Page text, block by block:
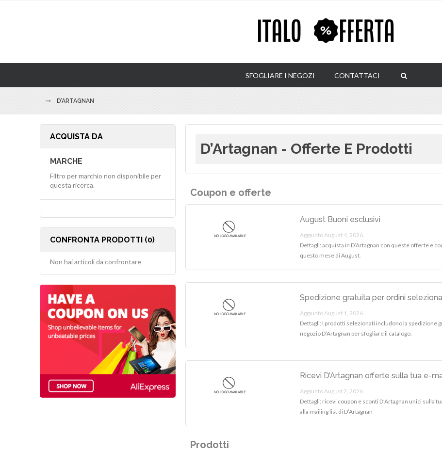
SFOGLIARE I NEGOZI CONTATTACI
D’ARTAGNAN
D’Artagnan - Offerte E Prodotti
Coupon e offerte
August Buoni esclusivi
Aggiunto August 4, 2026.
Dettagli: acquista in D’Artagnan con queste offerte e
questo mese di August.
Spedizione gratuita per ordini
Aggiunto August 1, 2026.
Dettagli: i prodotti selezionati includono la spedizione
negozio D’Artagnan per sfogliare il catalogo.
Ricevi D’Artagnan offerte sulla tua e-
Aggiunto August 2, 2026.
Dettagli: ricevi coupon e sconti D’Artagnan unici sulla
alla mailing list di D’Artagnan
Prodotti
ACQUISTA DA
MARCHE
Filtro per marchio non disponibile per
questa ricerca.
CONFRONTA PRODOTTI (0)
Non hai articoli da confrontare